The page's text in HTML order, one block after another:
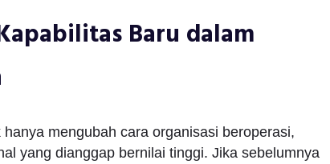
Baru dalam
mengubah cara organisasi beroperasi,
yang dianggap bernilai tinggi. Jika sebelumnya